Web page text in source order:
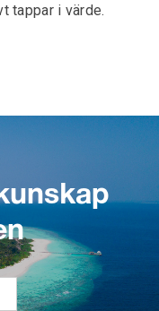
tappar i värde.